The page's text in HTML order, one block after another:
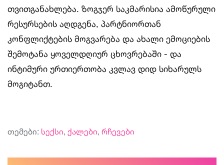
თვითგანახლება. ზოგჯერ საკმარისია ამოწურული
რესურსების აღდგენა, პარტნიორთან
კონფლიქტების მოგვარება და ახალი ემოციების
შემოტანა ყოველდღიურ ცხოვრებაში - და
ინტიმური ურთიერთობა კვლავ დიდ სიხარულს
მოგიტანთ.
თემები: სექსი, ქალები, რჩევები